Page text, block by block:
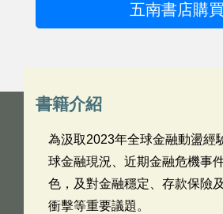
五南書店購買
書籍介紹
為汲取2023年全球金融動盪經
球金融現況、近期金融危機事
色，及對金融穩定、存款保險
衝擊等重要議題。